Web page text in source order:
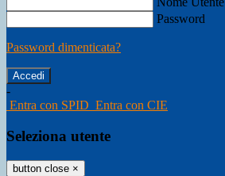
Password
Password dimenticata?
-
Entra con SPID Entra con CIE
Seleziona utente
button close ×